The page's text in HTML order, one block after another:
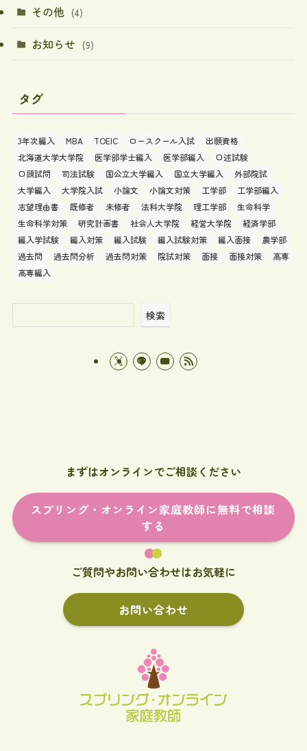
その他 (4)
お知らせ (9)
タグ
3年次編入 MBA TOEIC ロースクール入試
出願資格
北海道大学大学院
医学部学士編入 医学部編入
口述試験
口頭試問
司法試験 国公立大学編入 国立大学編入
外部院試
大学編入
大学院入試 小論文 小論文対策 工学部
工学部編入
志望理由書
既修者 未修者 法科大学院 理工学部
生命科学
生命科学対策
研究計画書 社会人大学院 経営大学院
経済学部
編入学試験
編入対策 編入試験 編入試験対策 編入面接
農学部
過去問
過去問分析 過去問対策 院試対策 面接 面接対策
高専
高専編入
検索
まずはオンラインでご相談ください
スプリング・オンライン家庭教師に無料で相談
する
ご質問やお問い合わせはお気軽に
お問い合わせ